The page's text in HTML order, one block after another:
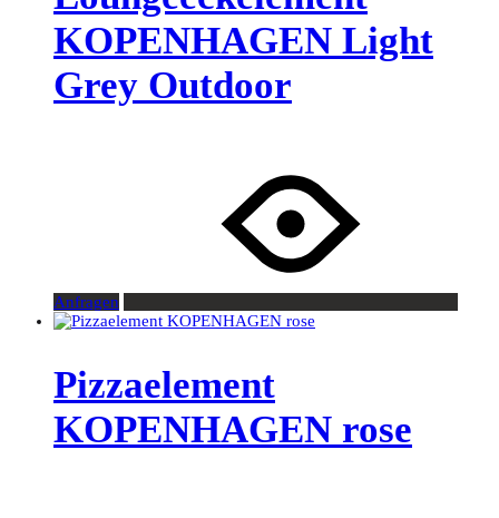
KOPENHAGEN Light
Grey Outdoor
Anfragen
Pizzaelement
KOPENHAGEN rose